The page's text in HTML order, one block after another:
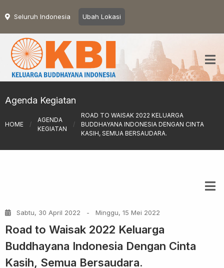
Seluruh Indonesia Ubah Lokasi
Agenda Kegiatan
HOME /
AGENDA
KEGIATAN
/
ROAD TO WAISAK 2022 KELUARGA
BUDDHAYANA INDONESIA DENGAN CINTA
KASIH, SEMUA BERSAUDARA.
Sabtu, 30 April 2022 - Minggu, 15 Mei 2022
Road to Waisak 2022 Keluarga
Buddhayana Indonesia Dengan Cinta
Kasih, Semua Bersaudara.